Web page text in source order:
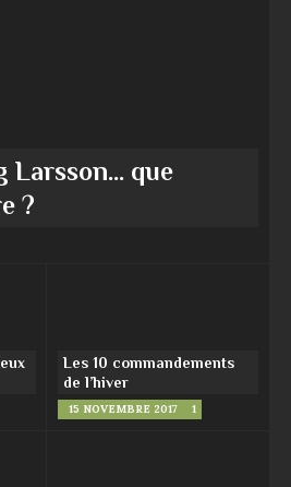
Larsson… que
?
Les 10 commandements
de l’hiver
15 NOVEMBRE 2017 1